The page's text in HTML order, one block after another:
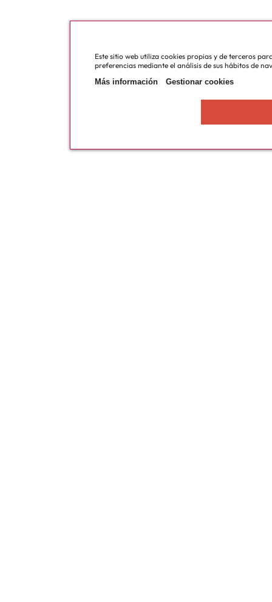
Este sitio web utiliza cookies propias y de terceros
preferencias mediante el análisis de sus hábitos de
Más información
Gestionar cookies